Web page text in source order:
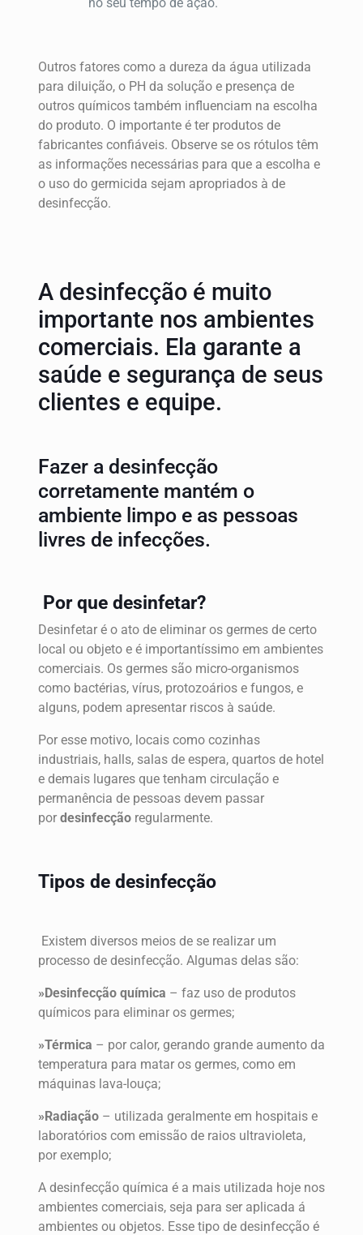
Outros fatores como a dureza da água utilizada
para diluição, o PH da solução e presença de
outros químicos também influenciam na escolha
do produto. O importante é ter produtos de
fabricantes confiáveis. Observe se os rótulos têm
as informações necessárias para que a escolha e
o uso do germicida sejam apropriados à de
desinfecção.
A desinfecção é muito
importante nos ambientes
comerciais. Ela garante a
saúde e segurança de seus
clientes e equipe.
Fazer a desinfecção
corretamente mantém o
ambiente limpo e as pessoas
livres de infecções.
Por que desinfetar?
Desinfetar é o ato de eliminar os germes de certo
local ou objeto e é importantíssimo em ambientes
comerciais. Os germes são micro-organismos
como bactérias, vírus, protozoários e fungos, e
alguns, podem apresentar riscos à saúde.
Por esse motivo, locais como cozinhas
industriais, halls, salas de espera, quartos de hotel
e demais lugares que tenham circulação e
permanência de pessoas devem passar
por desinfecçãoregularmente.
Tipos de desinfecção
Existem diversos meios de se realizar um
processo de desinfecção. Algumas delas são:
»Desinfecção química – faz uso de produtos
químicos para eliminar os germes;
»Térmica – por calor, gerando grande aumento da
temperatura para matar os germes, como em
máquinas lava-louça;
»Radiação– utilizada geralmente em hospitais e
laboratórios com emissão de raios ultravioleta,
por exemplo;
A desinfecção química é a mais utilizada hoje nos
ambientes comerciais, seja para ser aplicada á
ambientes ou objetos. Esse tipo de desinfecção é